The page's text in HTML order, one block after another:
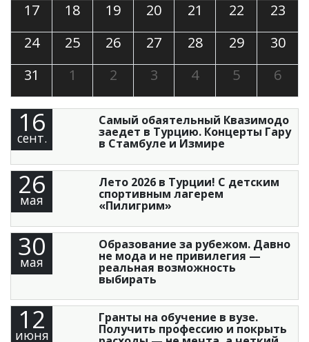
17
18 19 20 21 22
23
24
25 26 27 28 29
30
31
1 2 3 4 5 6
16
сент.
Самый обаятельный Квазимодо
заедет в Турцию. Концерты Гару
в Стамбуле и Измире
26
мая
Лето 2026 в Турции! С детским
спортивным лагерем
«Пилигрим»
30
мая
Образование за рубежом. Давно
не мода и не привилегия —
реальная возможность
выбирать
12
июня
Гранты на обучение в вузе.
Получить профессию и покрыть